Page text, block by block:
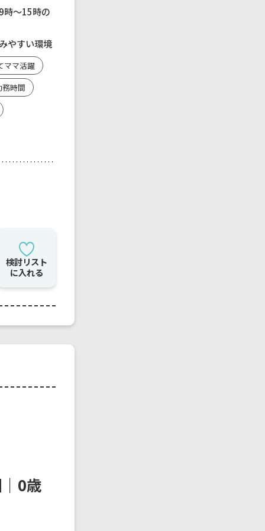
時～15時の
やすい環境
ママ活躍
時間
検討リスト
に入れる
0歳